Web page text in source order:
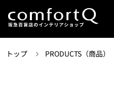
トップ PRODUCTS（商品）